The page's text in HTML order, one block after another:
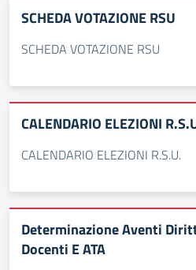
SCHEDA VOTAZIONE RSU
SCHEDA VOTAZIONE RSU
CALENDARIO ELEZIONI
CALENDARIO ELEZIONI R.S.U.
Determinazione Aventi
Docenti E ATA